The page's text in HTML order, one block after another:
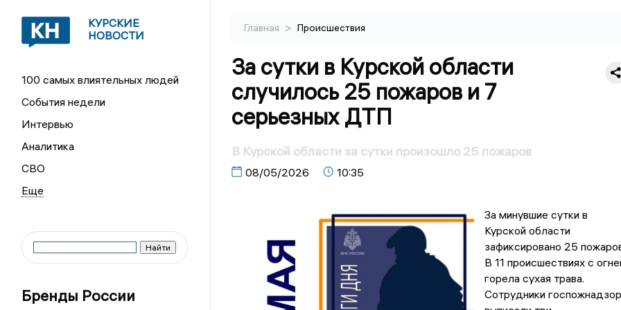
КУРСКИЕ
НОВОСТИ
100 самых влиятельных людей
События недели
Интервью
Аналитика
СВО
Бренды России
Главная > Происшествия
За сутки в Курской области
случилось 25 пожаров и 7
серьезных ДТП
В Курской области за сутки произошло 25 пожаров
08/05/2026 10:35
За минувшие сутки в
Курской области
зафиксировано 25
В 11 происшествиях с
горела сухая трава.
Сотрудники